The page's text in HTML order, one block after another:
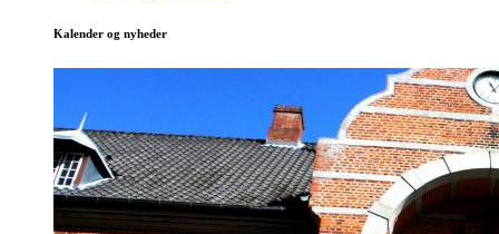
Kalender og nyheder